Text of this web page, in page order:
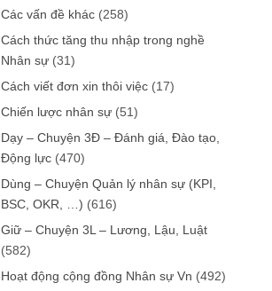
Các vấn đề khác (258)
Cách thức tăng thu nhập trong nghề
Nhân sự (31)
Cách viết đơn xin thôi việc (17)
Chiến lược nhân sự (51)
Dạy – Chuyện 3Đ – Đánh giá, Đào tạo,
Động lực (470)
Dùng – Chuyện Quản lý nhân sự (KPI,
BSC, OKR, …) (616)
Giữ – Chuyện 3L – Lương, Lậu, Luật
(582)
Hoạt động cộng đồng Nhân sự Vn (492)